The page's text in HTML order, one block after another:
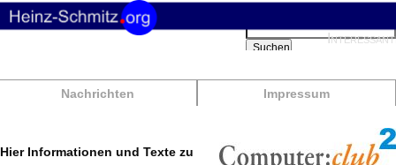
Nachrichten Impressum
Suchbegriffe
Suchen
Hier Informationen und Texte zu